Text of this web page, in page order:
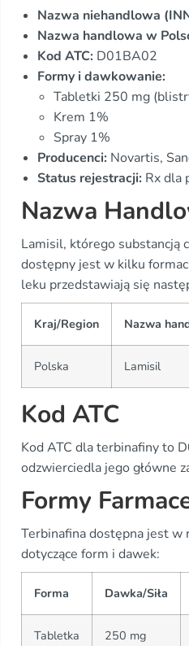
Nazwa niehandlowa
Nazwa handlowa w
Kod ATC: D01BA02
Formy i dawkowanie:
Tabletki 250 mg
Krem 1%
Spray 1%
Producenci: Novartis,
Status rejestracji: Rx dla
Nazwa
Lamisil, którego substancją
dostępny jest w kilku
leku przedstawiają się
Kraj/Region Nazwa
Polska Lamisil
Kod ATC
Kod ATC dla terbinafiny to
odzwierciedla jego główne
Formy
Terbinafina dostępna jest w
dotyczące form i dawek:
Forma Dawka/Siła
Tabletka 250 mg